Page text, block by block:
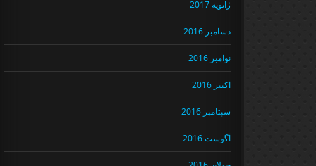
ژانویه 2017
دسامبر 2016
نوامبر 2016
اکتبر 2016
سپتامبر 2016
آگوست 2016